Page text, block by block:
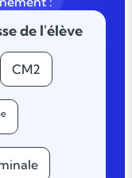
de l'élève
CM2